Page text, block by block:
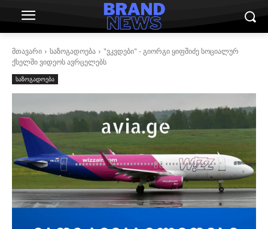
მთავარი საზოგადოება
"ვკვდები" - გიორგი ყიფშიძე სოციალურ
ქსელში ვიდეოს ავრცელებს
საზოგადოება